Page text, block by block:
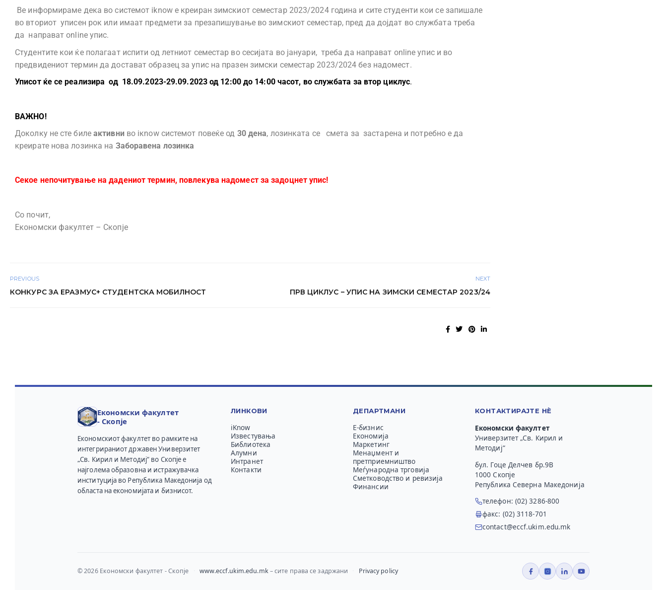
Ве информираме дека во системот iknow e креиран зимскиот семестар 2023/2024 година и сите студенти кои се запишале
во вториот уписен рок или имаат предмети за презапишување во зимскиот семестар, пред да дојдат во службата треба
да направат online упис.
Студентите кои ќе полагаат испити од летниот семестар во сесијата во јануари, треба да направат online упис и во
предвидениот термин да достават образец за упис на празен зимски семестар 2023/2024 без надомест.
Уписот ќе се реализира од 18.09.2023-29.09.2023 од 12:00 до 14:00 часот, во службата за втор циклус.
ВАЖНО!
Доколку не сте биле активниво iкnow системот повеќе од 30 дена, лозинката се сметa за застарена и потребно е да
креирате нова лозинка на Заборавена лозинка
Секое непочитување на дадениот термин, повлекува надомест за задоцнет упис!
Со почит,
Економски факултет – Скопје
PREVIOUS
КОНКУРС ЗА ЕРАЗМУС+ СТУДЕНТСКА МОБИЛНОСТ
NEXT
ПРВ ЦИКЛУС – УПИС НА ЗИМСКИ СЕМЕСТАР 2023/24
Економски факултет
- Скопје
Економскиот факултет во рамките на
интегрираниот државен Универзитет
„Св. Кирил и Методиј“ во Скопје е
најголема образовна и истражувачка
институција во Република Македонија од
областа на економијата и бизнисот.
ЛИНКОВИ
iKnow
Известувања
Библиотека
Алумни
Интранет
Контакти
ДЕПАРТМАНИ
Е-бизнис
Економија
Маркетинг
Менаџмент и
претприемништво
Меѓународна трговија
Сметководство и ревизија
Финансии
КОНТАКТИРАЈТЕ НЀ
Економски факултет
Универзитет „Св. Кирил и
Методиј“
бул. Гоце Делчев бр.9В
1000 Скопје
Република Северна Македонија
телефон: (02) 3286-800
факс: (02) 3118-701
contact@eccf.ukim.edu.mk
© 2026 Економски факултет - Скопје www.eccf.ukim.edu.mk– сите права се задржани Privacy policy